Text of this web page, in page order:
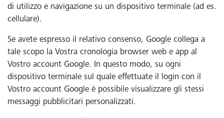
di utilizzo e navigazione su un dispositivo terminale (ad es.
cellulare).
Se avete espresso il relativo consenso, Google collega a
tale scopo la Vostra cronologia browser web e app al
Vostro account Google. In questo modo, su ogni
dispositivo terminale sul quale effettuate il login con il
Vostro account Google è possibile visualizzare gli stessi
messaggi pubblicitari personalizzati.